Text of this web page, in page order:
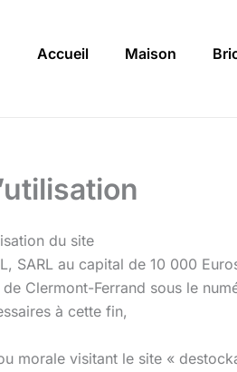
Accueil Maison
du site
SARL au capital de 10 000
Clermont-Ferrand sous le
à cette fin,
morale visitant le site «